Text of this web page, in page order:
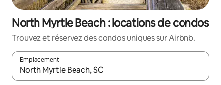
North Myrtle Beach : locations de condos
Trouvez et réservez des condos uniques sur Airbnb.
Emplacement
Quand les résultats sont affichés, parcourez-les en utilisant